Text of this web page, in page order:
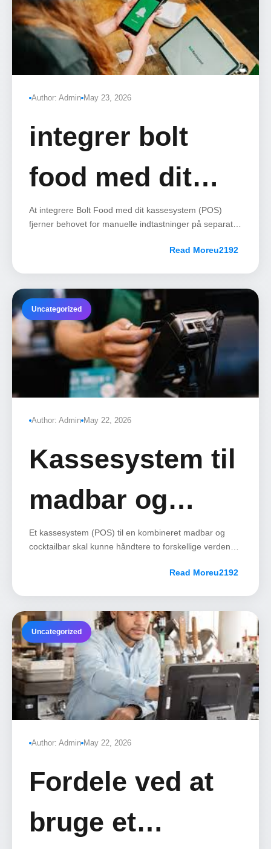
Author: Admin May 23, 2026
integrer bolt
food med dit
kassesystem –
her er hvordan
At integrere Bolt Food med dit kassesystem (POS)
fjerner behovet for manuelle indtastninger på separate
Read More
Uncategorized
Author: Admin May 22, 2026
Kassesystem til
madbar og
cocktailbar i
Et kassesystem (POS) til en kombineret madbar og
cocktailbar skal kunne håndtere to forskellige verdener:
bordsstyring, split-regning og køkkenbordsintegration i
Read More
Uncategorized
Author: Admin May 22, 2026
Fordele ved at
bruge et